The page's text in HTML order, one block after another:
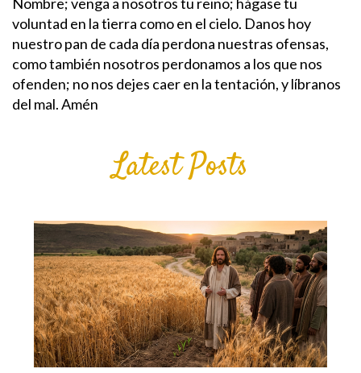
voluntad en la tierra como en el cielo. Danos hoy
nuestro pan de cada día perdona nuestras ofensas,
como también nosotros perdonamos a los que nos
ofenden; no nos dejes caer en la tentación, y líbranos
del mal. Amén
Latest Posts